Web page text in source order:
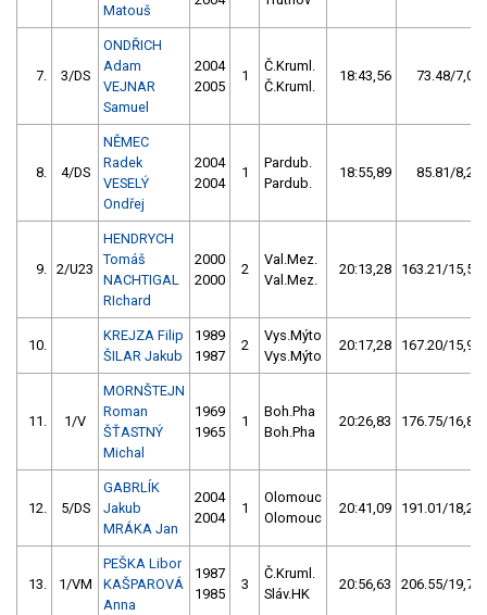
Matouš
7. 3/DS
ONDŘICH
Adam
VEJNAR
Samuel
2004
2005
1
Č.Kruml.
Č.Kruml.
18:43,56 73.48/7,0
8. 4/DS
NĚMEC
Radek
VESELÝ
Ondřej
2004
2004
1
Pardub.
Pardub.
18:55,89 85.81/8,2
9. 2/U23
HENDRYCH
Tomáš
NACHTIGAL
RIchard
2000
2000
2
Val.Mez.
Val.Mez.
20:13,28 163.21/15,5
10.
KREJZA Filip
ŠILAR Jakub
1989
1987
2
Vys.Mýto
Vys.Mýto
20:17,28 167.20/15,9
11. 1/V
MORNŠTEJN
Roman
ŠŤASTNÝ
Michal
1969
1965
1
Boh.Pha
Boh.Pha
20:26,83 176.75/16,8
12. 5/DS
GABRLÍK
Jakub
MRÁKA Jan
2004
2004
1
Olomouc
Olomouc
20:41,09 191.01/18,2
13. 1/VM
PEŠKA Libor
KAŠPAROVÁ
Anna
1987
1985
3
Č.Kruml.
Sláv.HK
20:56,63 206.55/19,7